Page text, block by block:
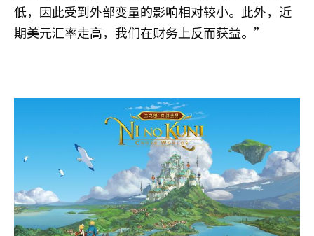
低，因此受到外部变量的影响相对较小。此外，近
期美元汇率走高，我们在财务上反而获益。”